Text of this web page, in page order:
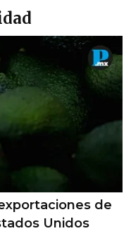
de
Unidos